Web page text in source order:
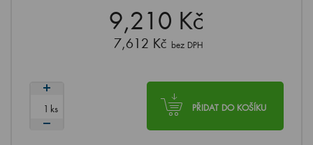
9,210 Kč
7,612 Kč bez DPH
PŘIDAT DO KOŠÍKU
ks